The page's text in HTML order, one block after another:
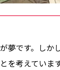
夢です。し
を考えていま